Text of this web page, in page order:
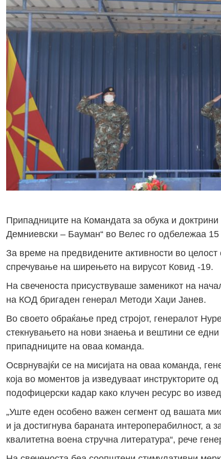
Припадниците на Командата за обука и
Демниевски – Бауман“ во Велес го одбележаа
За време на предвидените активности во
спречување на ширењето на вирусот Ковид -19.
На свеченоста присуствуваше заменикот на
на КОД бригаден генерал Методи Хаџи Јанев.
Во своето обраќање пред стројот, генералот
стекнувањето на нови знаења и вештини се едни
припадниците на оваа команда.
Осврнувајќи се на мисијата на оваа команда,
која во моментов ја изведуваат инструкторите
подофицерски кадар како клучен ресурс во
„Уште еден особено важен сегмент од вашата
и ја достигнува бараната интероперабилност, а
квалитетна воена стручна литература“, рече